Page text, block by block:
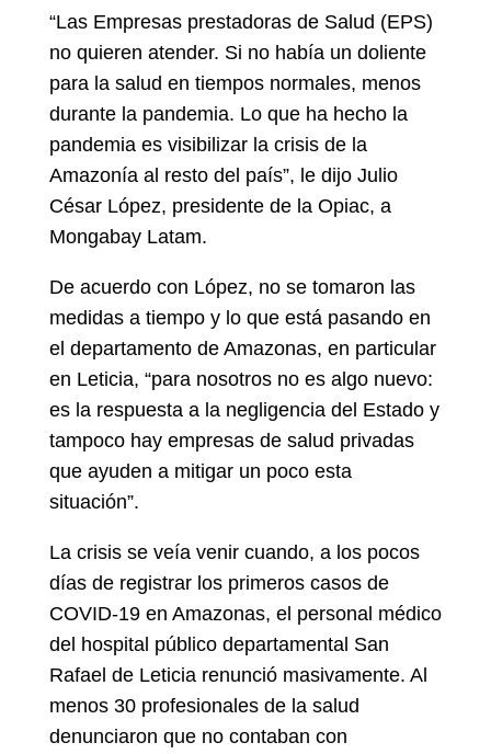
“Las Empresas prestadoras de Salud (EPS)
no quieren atender. Si no había un doliente
para la salud en tiempos normales, menos
durante la pandemia. Lo que ha hecho la
pandemia es visibilizar la crisis de la
Amazonía al resto del país”, le dijo Julio
César López, presidente de la Opiac, a
Mongabay Latam.
De acuerdo con López, no se tomaron las
medidas a tiempo y lo que está pasando en
el departamento de Amazonas, en particular
en Leticia, “para nosotros no es algo nuevo:
es la respuesta a la negligencia del Estado y
tampoco hay empresas de salud privadas
que ayuden a mitigar un poco esta
situación”.
La crisis se veía venir cuando, a los pocos
días de registrar los primeros casos de
COVID-19 en Amazonas, el personal médico
del hospital público departamental San
Rafael de Leticia renunció masivamente. Al
menos 30 profesionales de la salud
denunciaron que no contaban con